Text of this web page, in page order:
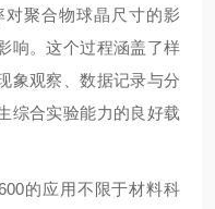
聚合物球晶尺寸的影
响。这个过程涵盖了样
象观察、数据记录与分
综合实验能力的良好载
的应用不限于材料科